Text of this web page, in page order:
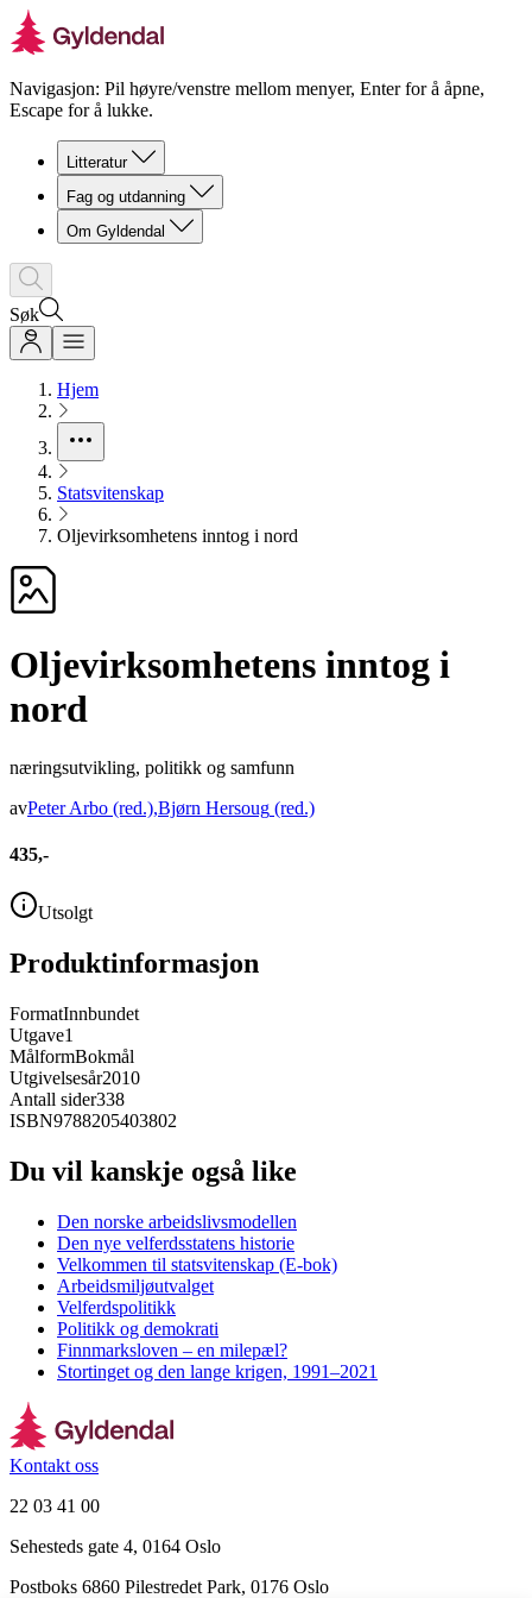
Navigasjon: Pil høyre/venstre mellom menyer, Enter for å åpne,
Escape for å lukke.
Litteratur
Fag og utdanning
Om Gyldendal
Søk
Hjem
Statsvitenskap
Oljevirksomhetens inntog i nord
Oljevirksomhetens inntog i
nord
næringsutvikling, politikk og samfunn
avPeter Arbo (red.),Bjørn Hersoug (red.)
435,-
Utsolgt
Produktinformasjon
FormatInnbundet
Utgave1
MålformBokmål
Utgivelsesår2010
Antall sider338
ISBN9788205403802
Du vil kanskje også like
Den norske arbeidslivsmodellen
Den nye velferdsstatens historie
Velkommen til statsvitenskap (E-bok)
Arbeidsmiljøutvalget
Velferdspolitikk
Politikk og demokrati
Finnmarksloven – en milepæl?
Stortinget og den lange krigen, 1991–2021
Kontakt oss
22 03 41 00
Sehesteds gate 4, 0164 Oslo
Postboks 6860 Pilestredet Park, 0176 Oslo